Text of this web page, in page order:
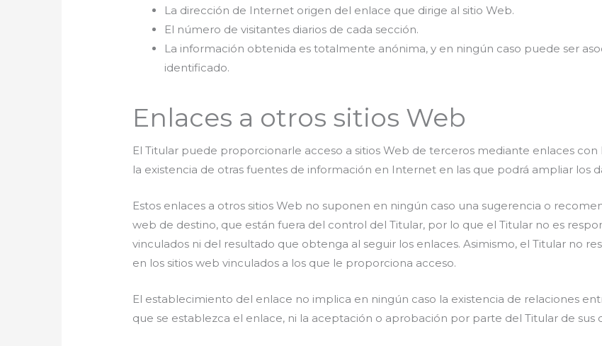
La dirección de Internet origen del enlace que dirige al sitio Web.
El número de visitantes diarios de cada sección.
La información obtenida es totalmente anónima, y en ningún caso puede ser
identificado.
Enlaces a otros sitios Web
El Titular puede proporcionarle acceso a sitios Web de terceros mediante enlaces
la existencia de otras fuentes de información en Internet en las que podrá ampliar los
Estos enlaces a otros sitios Web no suponen en ningún caso una sugerencia o
web de destino, que están fuera del control del Titular, por lo que el Titular no es
vinculados ni del resultado que obtenga al seguir los enlaces. Asimismo, el Titular no
en los sitios web vinculados a los que le proporciona acceso.
El establecimiento del enlace no implica en ningún caso la existencia de relaciones
que se establezca el enlace, ni la aceptación o aprobación por parte del Titular de sus